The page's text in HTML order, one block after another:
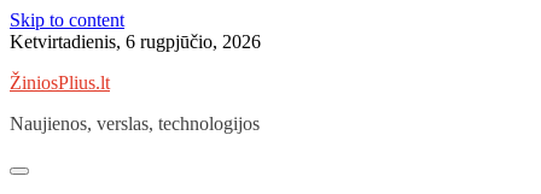
Skip to content
Ketvirtadienis, 6 rugpjūčio, 2026
ŽiniosPlius.lt
Naujienos, verslas, technologijos